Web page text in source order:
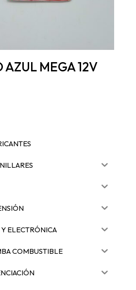
AZUL MEGA 12V
ELECTRÓNICA
COMBUSTIBLE